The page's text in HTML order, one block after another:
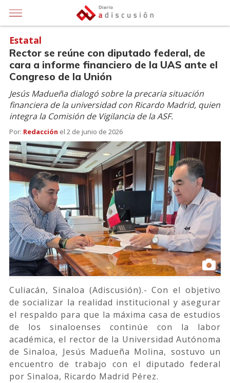
Estatal
Rector se reúne con diputado federal, de
cara a informe financiero de la UAS ante el
Congreso de la Unión
Jesús Madueña dialogó sobre la precaria situación
financiera de la universidad con Ricardo Madrid, quien
integra la Comisión de Vigilancia de la ASF.
Por: Redacción el 2 de junio de 2026
Culiacán, Sinaloa (Adiscusión).- Con el objetivo
de socializar la realidad institucional y asegurar
el respaldo para que la máxima casa de estudios
de los sinaloenses continúe con la labor
académica, el rector de la Universidad Autónoma
de Sinaloa, Jesús Madueña Molina, sostuvo un
encuentro de trabajo con el diputado federal
por Sinaloa, Ricardo Madrid Pérez.